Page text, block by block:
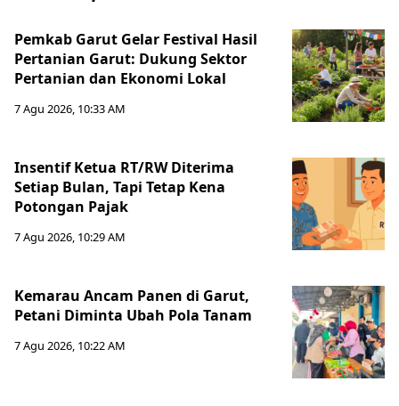
Pemkab Garut Gelar Festival Hasil
Pertanian Garut: Dukung Sektor
Pertanian dan Ekonomi Lokal
7 Agu 2026, 10:33 AM
Insentif Ketua RT/RW Diterima
Setiap Bulan, Tapi Tetap Kena
Potongan Pajak
7 Agu 2026, 10:29 AM
Kemarau Ancam Panen di Garut,
Petani Diminta Ubah Pola Tanam
7 Agu 2026, 10:22 AM